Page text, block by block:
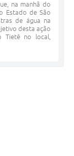
na manhã do
Estado de São
de água na
desta ação
Tietê no local,